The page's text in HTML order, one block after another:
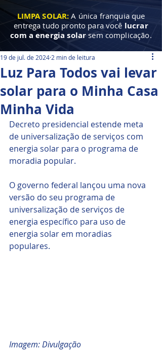
LIMPA SOLAR:A única franquia que
entrega tudo pronto para você lucrar
com a energia solar sem complicação.
Luz Para Todos vai levar
solar para o Minha Casa
Minha Vida
19 de jul. de 2024 2 min de leitura
Decreto presidencial estende meta
de universalização de serviços com
energia solar para o programa de
moradia popular.
O governo federal lançou uma nova
versão do seu programa de
universalização de serviços de
energia específico para uso de
energia solar em moradias
populares.
Imagem: Divulgação